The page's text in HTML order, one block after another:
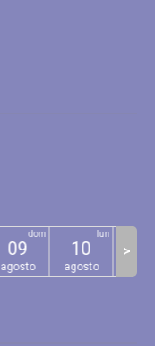
09
agosto
dom
10
agosto
lun
>